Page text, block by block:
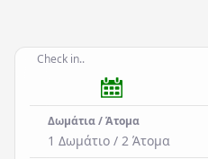
Check in..
Δωμάτια / Άτομα
1 Δωμάτιο / 2 Άτομα